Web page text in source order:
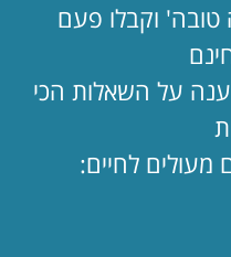
מעמד?!
טובה' וקבלו פעם
על השאלות הכי
מעולים לחיים: